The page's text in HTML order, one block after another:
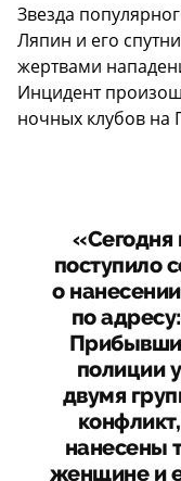
Звезда
Ляпин и его
жертвами
Инцидент
ночных клубов на
«Сегодня
поступило
о
по
полиции
двумя
нанесены
женщине и